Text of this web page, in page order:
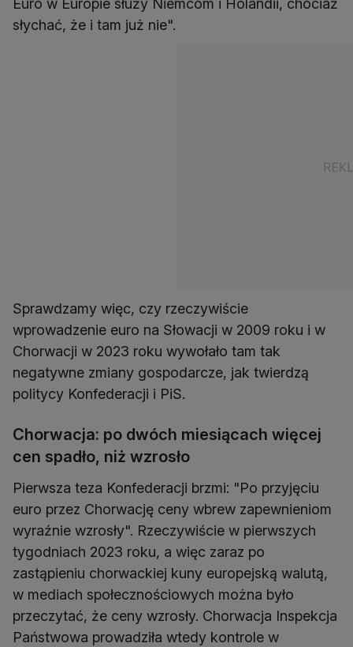
Euro w Europie służy Niemcom i Holandii, chociaż
słychać, że i tam już nie".
Sprawdzamy więc, czy rzeczywiście
wprowadzenie euro na Słowacji w 2009 roku i w
Chorwacji w 2023 roku wywołało tam tak
negatywne zmiany gospodarcze, jak twierdzą
politycy Konfederacji i PiS.
Chorwacja: po dwóch miesiącach więcej
cen spadło, niż wzrosło
Pierwsza teza Konfederacji brzmi: "Po przyjęciu
euro przez Chorwację ceny wbrew zapewnieniom
wyraźnie wzrosły". Rzeczywiście w pierwszych
tygodniach 2023 roku, a więc zaraz po
zastąpieniu chorwackiej kuny europejską walutą,
w mediach społecznościowych można było
przeczytać, że ceny wzrosły. Chorwacja Inspekcja
Państwowa prowadziła wtedy kontrole w